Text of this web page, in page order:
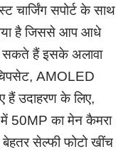
चार्जिंग सपोर्ट के साथ
है जिससे आप आधे
हैं इसके अलावा
AMOLED
हैं उदाहरण के लिए,
50MP का मेन कैमरा
सेल्फी फोटो खींच